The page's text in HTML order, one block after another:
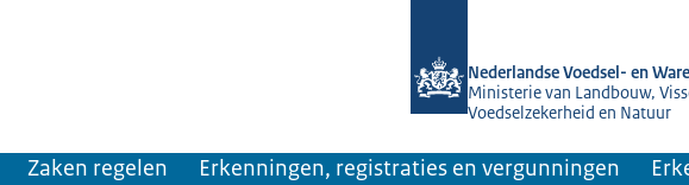
Nederlandse Voedsel- en
Ministerie van Landbouw,
Voedselzekerheid en Natuur
Zaken regelen Erkenningen, registraties en vergunningen